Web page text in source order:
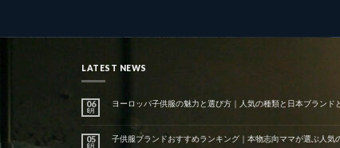
LATEST NEWS
06
8月
ヨーロッパ子供服の魅力と選び方｜人気の種類と日本ブランド
05
8月
子供服ブランドおすすめランキング｜本物志向ママが選ぶ人気